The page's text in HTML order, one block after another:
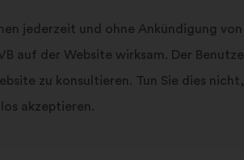
jederzeit und ohne Ankündigung
auf der Website wirksam. Der
zu konsultieren. Tun Sie dies
akzeptieren.